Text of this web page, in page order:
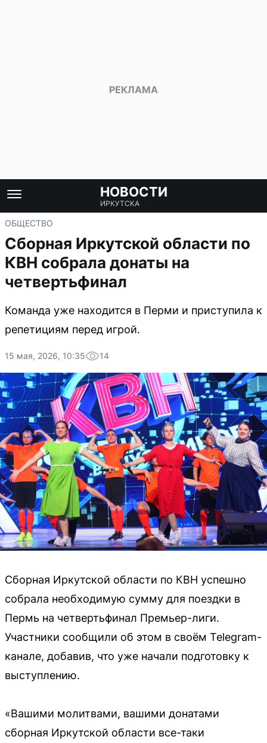
НОВОСТИ
ИРКУТСКА
ОБЩЕСТВО
Сборная Иркутской области по
КВН собрала донаты на
четвертьфинал
Команда уже находится в Перми и приступила к
репетициям перед игрой.
15 мая, 2026, 10:35 14
Сборная Иркутской области по КВН успешно
собрала необходимую сумму для поездки в
Пермь на четвертьфинал Премьер-лиги.
Участники сообщили об этом в своём Telegram-
канале, добавив, что уже начали подготовку к
выступлению.
«Вашими молитвами, вашими донатами
сборная Иркутской области все-таки